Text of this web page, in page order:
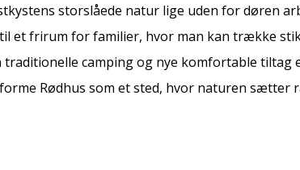
storslåede natur lige uden for døren
et frirum for familier, hvor man kan trække
camping og nye komfortable tiltag
forme Rødhus som et sted, hvor naturen sætter